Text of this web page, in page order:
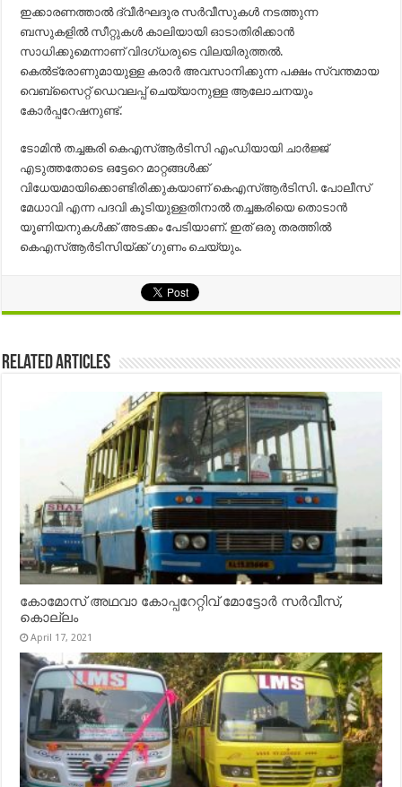
ഇക്കാരണത്താല്‍ ദ്വീർഘദൂര സർവീസുകൾ നടത്തുന്ന
ബസുകളിൽ സീറ്റുകൾ കാലിയായി ഓടാതിരിക്കാൻ
സാധിക്കുമെന്നാണ് വിദഗ്ധരുടെ വിലയിരുത്തൽ.
കെൽട്രോണുമായുള്ള കരാർ അവസാനിക്കുന്ന പക്ഷം സ്വന്തമായ
വെബ്‌സൈറ്റ് ഡെവലപ്പ് ചെയ്യാനുള്ള ആലോചനയും
കോർപ്പറേഷനുണ്ട്.
ടോമിന്‍ തച്ചങ്കരി കെഎസ്ആര്‍ടിസി എംഡിയായി ചാര്‍ജ്ജ്
എടുത്തതോടെ ഒട്ടേറെ മാറ്റങ്ങള്‍ക്ക്
വിധേയമായിക്കൊണ്ടിരിക്കുകയാണ് കെഎസ്ആര്‍ടിസി. പോലീസ്
മേധാവി എന്ന പദവി കൂടിയുള്ളതിനാല്‍ തച്ചങ്കരിയെ തൊടാന്‍
യൂണിയനുകള്‍ക്ക് അടക്കം പേടിയാണ്. ഇത് ഒരു തരത്തില്‍
കെഎസ്ആര്‍ടിസിയ്ക്ക് ഗുണം ചെയ്യും.
Related Articles
കോമോസ് അഥവാ കോപ്പറേറ്റിവ് മോട്ടോര്‍ സര്‍വീസ്,
കൊല്ലം
April 17, 2021